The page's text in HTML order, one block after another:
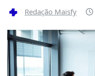
Redação Maisfy